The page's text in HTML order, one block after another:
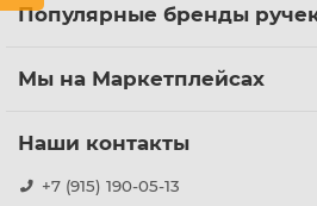
Популярные бренды
Мы на Маркетплейсах
Наши контакты
+7 (915) 190-05-13